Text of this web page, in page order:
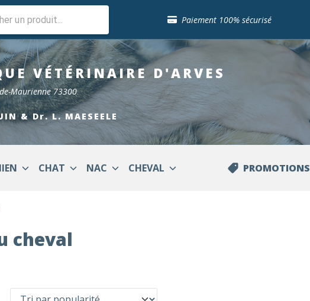
Paiement 100% sécurisé
Retour gratuit en clinique
Sélection de croquettes vétérinaire
Paiement 100% sécurisé
Livraison gratuite en clinique vétérinaire
Retour gratuit en clinique
Sélection de croquettes vétérinaire
VÉTÉRINAIRED'ARVES
Maurienne 73300
& Dr. L. MAESEELE
CHAT NAC CHEVAL PROMOTIONS
cheval